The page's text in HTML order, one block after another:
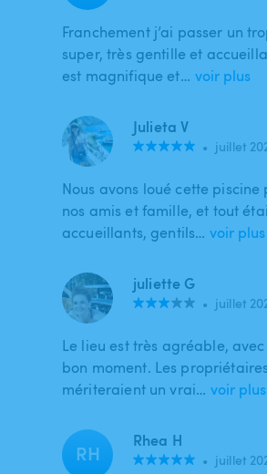
Franchement j’ai passer un
super, très gentille et
est magnifique et… voir plus
Julieta V
• juillet
Nous avons loué cette
nos amis et famille, et tout
accueillants, gentils… voir plus
juliette G
• juillet
Le lieu est très agréable,
bon moment. Les
mériteraient un vrai… voir plus
RH Rhea H
• juillet